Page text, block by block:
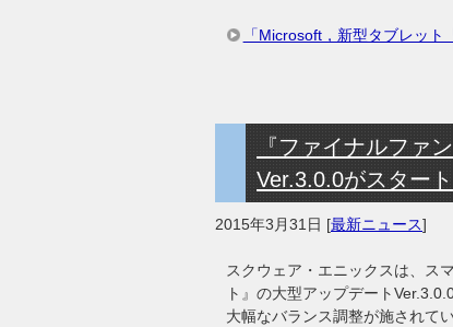
「Microsoft，新型タブレッ
『ファイナルファ
Ver.3.0.0がスタート
2015年3月31日 [最新ニュース]
スクウェア・エニックスは、ス
ト』の大型アップデート
大幅なバランス調整が施されて